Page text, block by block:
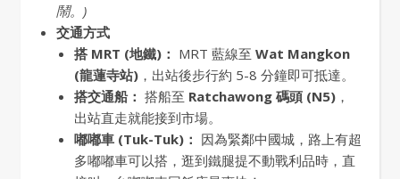
鬧。)
交通方式
搭 MRT (地鐵)： MRT 藍線至 Wat Mangkon
(龍蓮寺站) ，出站後步行約 5-8 分鐘即可抵達。
搭交通船： 搭船至 Ratchawong 碼頭 (N5) ，
出站直走就能接到市場。
嘟嘟車 (Tuk-Tuk)： 因為緊鄰中國城，路上有超
多嘟嘟車可以搭，逛到鐵腿提不動戰利品時，直